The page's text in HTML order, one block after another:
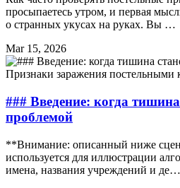
просыпаетесь утром, и первая
о странных укусах на руках. Вы …
Mar 15, 2026
Признаки заражения постельными
### Введение: когда
проблемой
**Внимание: описанный ниже
используется для иллюстрации
имена, названия учреждений и де…